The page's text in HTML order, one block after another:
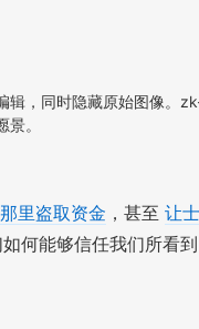
，同时隐藏原始图像。
。
里盗取资金 ，甚至 让
何能够信任我们所看